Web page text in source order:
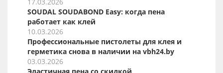
SOUDAL SOUDABOND Easy: когда пена
работает как клей
10.03.2026
Профессиональные пистолеты для клея и
герметика снова в наличии на vbh24.by
03.03.2026